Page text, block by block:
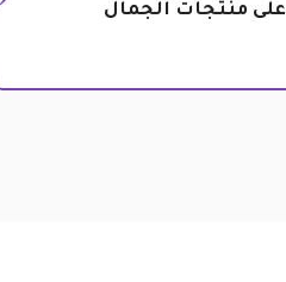
على منتجات الجمال